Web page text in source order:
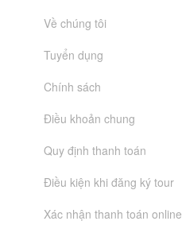
Về chúng tôi
Tuyển dụng
Chính sách
Điều khoản chung
Quy định thanh toán
Điều kiện khi đăng ký tour
Xác nhận thanh toán online